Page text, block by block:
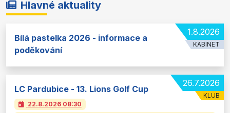
Hlavné aktuality
1.8.2026
KABINET
Bílá pastelka 2026 - informace a
poděkování
26.7.2026
KLUB
LC Pardubice - 13. Lions Golf Cup
22.8.2026 08:30